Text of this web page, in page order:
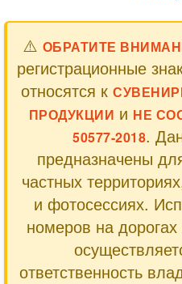
⚠️ ОБРАТИТЕ
регистрационные
относятся к
ПРОДУКЦИИ и НЕ
50577-2018.
предназначены
частных
и фотосессиях.
номеров на
ответственность